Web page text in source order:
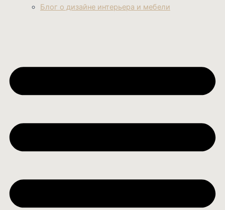
Блог о дизайне интерьера и мебели